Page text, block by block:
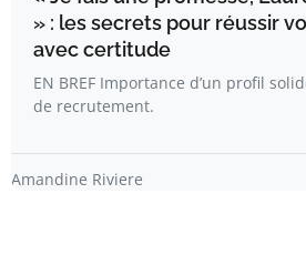
» : les secrets pour réussir
avec certitude
EN BREF Importance d’un profil
de recrutement.
Amandine Riviere